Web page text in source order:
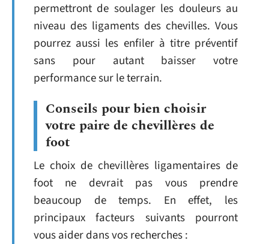
permettront de soulager les douleurs au
niveau des ligaments des chevilles. Vous
pourrez aussi les enfiler à titre préventif
sans pour autant baisser votre
performance sur le terrain.
Conseils pour bien choisir
votre paire de chevillères de
foot
Le choix de chevillères ligamentaires de
foot ne devrait pas vous prendre
beaucoup de temps. En effet, les
principaux facteurs suivants pourront
vous aider dans vos recherches :